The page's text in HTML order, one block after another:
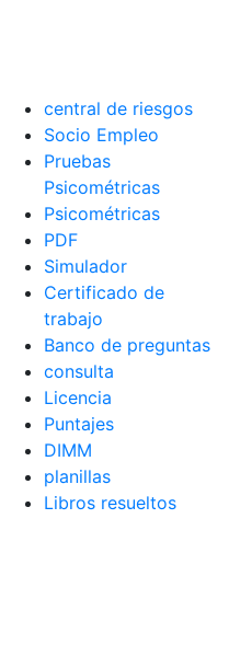
Telmex
central de riesgos
Socio Empleo
Pruebas
Psicométricas
Psicométricas
PDF
Simulador
Certificado de
trabajo
Banco de preguntas
consulta
Licencia
Puntajes
DIMM
planillas
Libros resueltos